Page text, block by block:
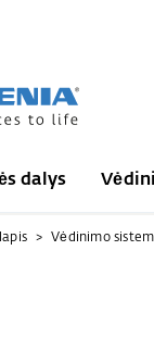
dalys
Vėdinimo